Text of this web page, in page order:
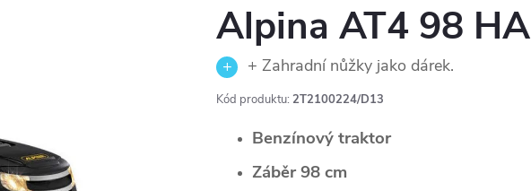
Alpina AT4 98 HA
+ Zahradní nůžky jako dárek.
Kód produktu: 2T2100224/D13
Benzínový traktor
Záběr 98 cm